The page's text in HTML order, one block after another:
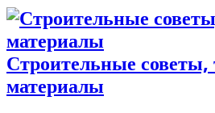
Строительные советы,
материалы